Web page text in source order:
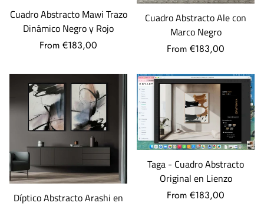
Cuadro Abstracto Mawi Trazo
Dinámico Negro y Rojo
From €183,00
Cuadro Abstracto Ale con
Marco Negro
From €183,00
Díptico Abstracto Arashi en
Taga - Cuadro Abstracto
Original en Lienzo
From €183,00